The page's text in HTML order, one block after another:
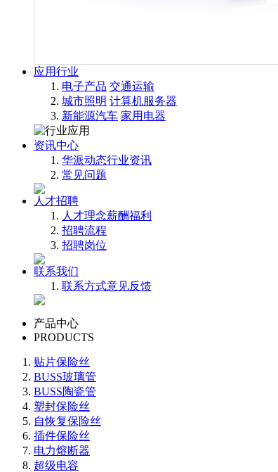
应用行业
电子产品 交通运输
城市照明 计算机服务器
新能源汽车 家用电器
资讯中心
华派动态行业资讯
常见问题
人才招聘
人才理念薪酬福利
招聘流程
招聘岗位
联系我们
联系方式意见反馈
产品中心
PRODUCTS
贴片保险丝
BUSS玻璃管
BUSS陶瓷管
塑封保险丝
自恢复保险丝
插件保险丝
电力熔断器
超级电容